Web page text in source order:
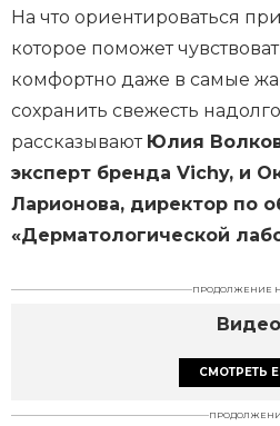
На что ориентироваться
которое поможет
комфортно даже в самые
сохранить свежесть
рассказывают Юлия
эксперт бренда Vichy, и
Ларионова, директор по
«Дерматологической
ПРОДОЛЖЕНИЕ
Видео
СМОТРЕТЬ